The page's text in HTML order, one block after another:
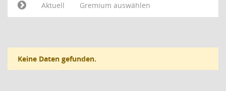
Aktuell
Gremium auswählen
Keine Daten gefunden.